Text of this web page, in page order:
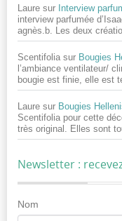
Laure sur Interview
interview parfumée
agnès.b. Les deux
Scentifolia sur Bougies
l’ambiance ventilateur/
bougie est finie, elle est
Laure sur Bougies
Scentifolia pour cette
très original. Elles sont
Newsletter :
Nom